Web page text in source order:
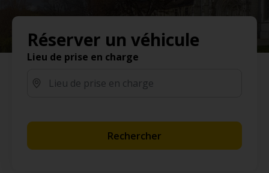
Réserver un véhicule
Lieu de prise en charge
Rechercher